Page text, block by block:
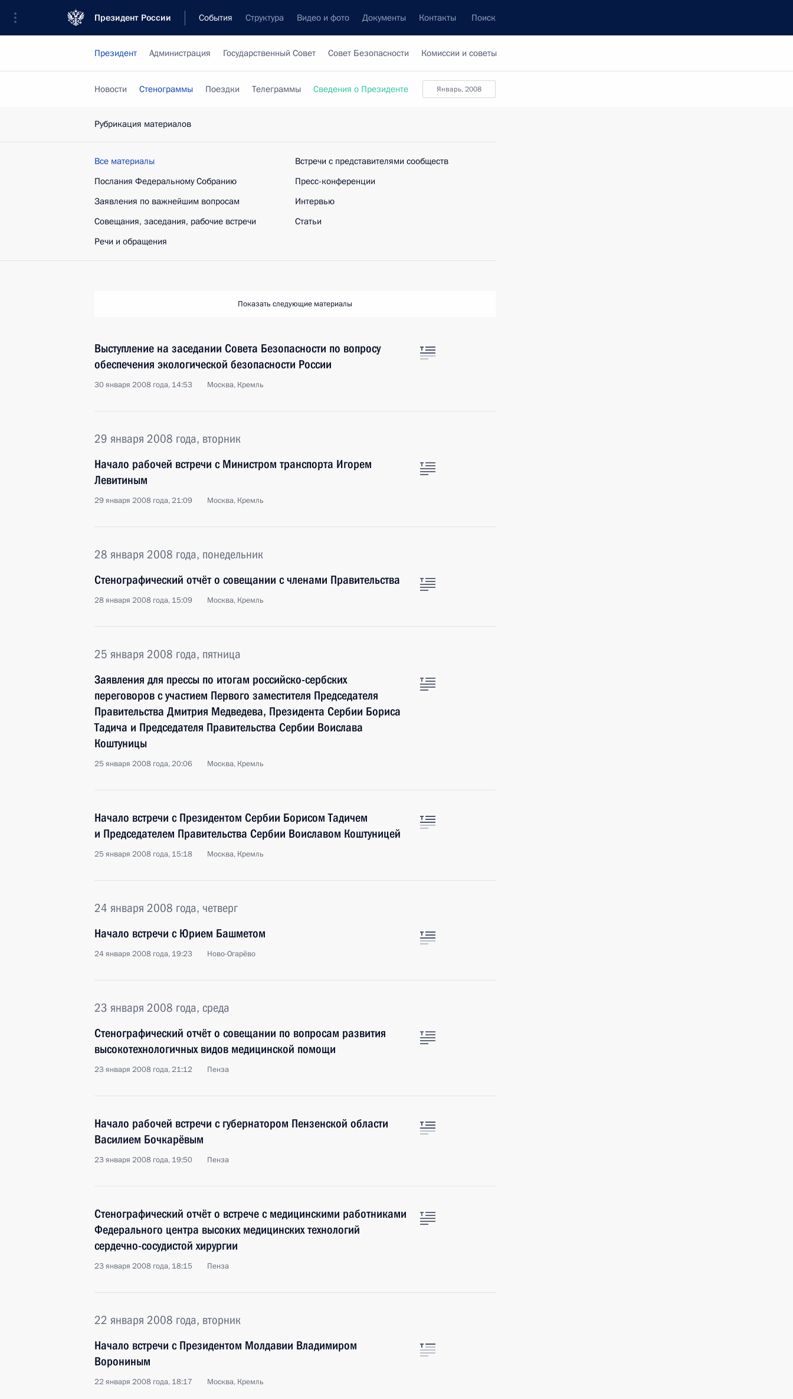
Президент России События Структура Видео и фото Документы Контакты Поиск
Президент Администрация Государственный Совет Совет Безопасности Комиссии и советы
январь, 2008
Новости Стенограммы Поездки Телеграммы Сведения о Президенте
Рубрикация материалов
Все материалы
Послания Федеральному Собранию
Заявления по важнейшим вопросам
Совещания, заседания, рабочие встречи
Речи и обращения
Встречи с представителями сообществ
Пресс-конференции
Интервью
Статьи
Показать следующие материалы
Выступление на заседании Совета Безопасности по вопросу
обеспечения экологической безопасности России
30 января 2008 года, 14:53 Москва, Кремль
29 января 2008 года, вторник
Начало рабочей встречи с Министром транспорта Игорем
Левитиным
29 января 2008 года, 21:09 Москва, Кремль
28 января 2008 года, понедельник
Стенографический отчёт о совещании с членами Правительства
28 января 2008 года, 15:09 Москва, Кремль
25 января 2008 года, пятница
Заявления для прессы по итогам российско-сербских
переговоров с участием Первого заместителя Председателя
Правительства Дмитрия Медведева, Президента Сербии Бориса
Тадича и Председателя Правительства Сербии Воислава
Коштуницы
25 января 2008 года, 20:06 Москва, Кремль
Начало встречи с Президентом Сербии Борисом Тадичем
и Председателем Правительства Сербии Воиславом Коштуницей
25 января 2008 года, 15:18 Москва, Кремль
24 января 2008 года, четверг
Начало встречи с Юрием Башметом
24 января 2008 года, 19:23 Ново-Огарёво
23 января 2008 года, среда
Стенографический отчёт о совещании по вопросам развития
высокотехнологичных видов медицинской помощи
23 января 2008 года, 21:12 Пенза
Начало рабочей встречи с губернатором Пензенской области
Василием Бочкарёвым
23 января 2008 года, 19:50 Пенза
Стенографический отчёт о встрече с медицинскими работниками
Федерального центра высоких медицинских технологий
сердечно-сосудистой хирургии
23 января 2008 года, 18:15 Пенза
22 января 2008 года, вторник
Начало встречи с Президентом Молдавии Владимиром
Ворониным
22 января 2008 года, 18:17 Москва, Кремль